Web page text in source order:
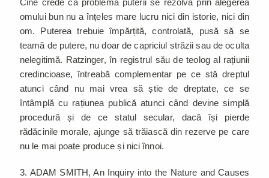
omului bun nu a înțeles mare lucru nici din istorie, nici din
om. Puterea trebuie împărțită, controlată, pusă să se
teamă de putere, nu doar de capriciul străzii sau de oculta
nelegitimă. Ratzinger, în registrul său de teolog al rațiunii
credincioase, întreabă complementar pe ce stă dreptul
atunci când nu mai vrea să știe de dreptate, ce se
întâmplă cu rațiunea publică atunci când devine simplă
procedură și de ce statul secular, dacă își pierde
rădăcinile morale, ajunge să trăiască din rezerve pe care
nu le mai poate produce și nici înnoi.
3. ADAM SMITH, An Inquiry into the Nature and Causes